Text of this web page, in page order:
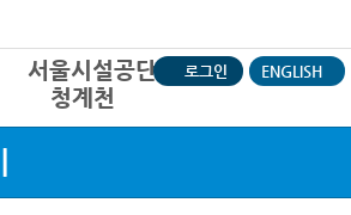
청계천
로그인 ENGLISH